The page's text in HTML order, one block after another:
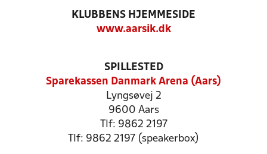
KLUBBENS HJEMMESIDE
www.aarsik.dk
SPILLESTED
Sparekassen Danmark Arena (Aars)
Lyngsøvej 2
9600 Aars
Tlf: 9862 2197
Tlf: 9862 2197 (speakerbox)